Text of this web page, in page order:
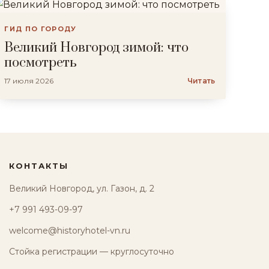
ГИД ПО ГОРОДУ
Великий Новгород зимой: что
посмотреть
17 июля 2026 Читать
КОНТАКТЫ
Великий Новгород, ул. Газон, д. 2
+7 991 493-09-97
welcome@historyhotel-vn.ru
Стойка регистрации — круглосуточно